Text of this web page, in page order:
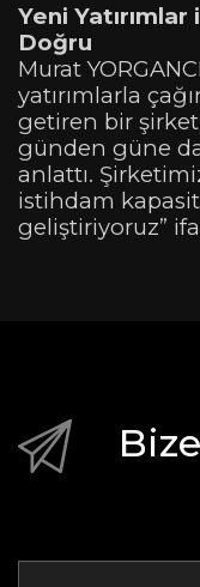
Yeni
Doğru
Murat
yatırımlarla
getiren bir
günden güne
anlattı.
istihdam
geliştiriyoruz”